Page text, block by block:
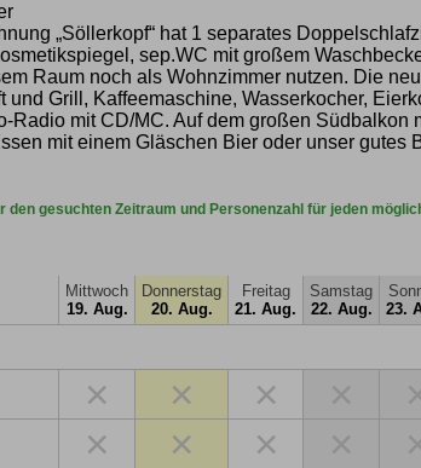
„Söllerkopf“ hat 1 separates
sep.WC mit großem
Raum noch als Wohnzimmer nutzen. Die
Grill, Kaffeemaschine, Wasserkocher,
Radio mit CD/MC. Auf dem großen
mit einem Gläschen Bier oder unser
den gesuchten Zeitraum und Personenzahl für jeden
Mittwoch
19. Aug.
Donnerstag
20. Aug.
Freitag
21. Aug.
Samstag
22. Aug.
23.
× × ×
× × ×